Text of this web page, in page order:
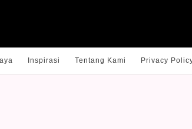
Inspirasi Tentang Kami Privacy